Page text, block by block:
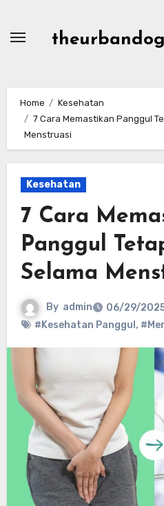
Home
Kesehatan
7 Cara Memastikan Panggul
Menstruasi
Kesehatan
7 Cara
Panggul
Selama
By admin
06/29/
#Kesehatan Panggul ,